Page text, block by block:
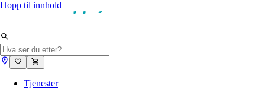
Hopp til innhold
Tjenester